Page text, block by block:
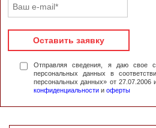
Оставить заявку
Отправляя сведения, я даю свое
персональных данных в
персональных данных» от 27.07.2006
конфиденциальности и оферты